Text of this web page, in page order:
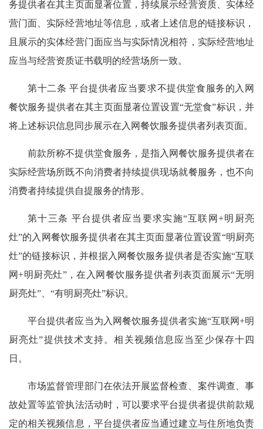
务提供者在其主页面显著位置，持续展示经营资质、实体经
营门面、实际经营地址等信息，或者上述信息的链接标识，
且展示的实体经营门面应当与实际情况相符，实际经营地址
应当与经营资质证书载明的经营场所一致。
第十二条 平台提供者应当要求不提供堂食服务的入网
餐饮服务提供者在其主页面显著位置设置“无堂食”标识，并
将上述标识信息同步展示在入网餐饮服务提供者列表页面。
前款所称不提供堂食服务，是指入网餐饮服务提供者在
实际经营场所既不向消费者持续提供现场就餐服务，也不向
消费者持续提供自提服务的情形。
第十三条 平台提供者应当要求实施“互联网+明厨亮
灶”的入网餐饮服务提供者在其主页面显著位置设置“明厨亮
灶”的链接标识，并根据入网餐饮服务提供者是否实施“互联
网+明厨亮灶”，在入网餐饮服务提供者列表页面展示“无明
厨亮灶”、“有明厨亮灶”标识。
平台提供者应当为入网餐饮服务提供者实施“互联网+明
厨亮灶”提供技术支持。相关视频信息应当至少保存十四
日。
市场监督管理部门在依法开展监督检查、案件调查、事
故处置等监管执法活动时，可以要求平台提供者提供前款规
定的相关视频信息，平台提供者应当通过建立与住所地负责